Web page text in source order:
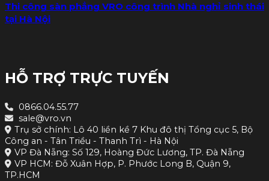
Thi công sàn phẳng VRO công trình Nhà nghỉ sinh thái
tại Hà Nội
HỖ TRỢ TRỰC TUYẾN
0866.04.55.77
sale@vro.vn
Trụ sở chính: Lô 40 liền kề 7 Khu đô thị Tổng cục 5, Bộ
Công an - Tân Triều - Thanh Trì - Hà Nội
VP Đà Nẵng: Số 129, Hoàng Đức Lương, TP. Đà Nẵng
VP HCM: Đỗ Xuân Hợp, P. Phước Long B, Quận 9,
TP.HCM